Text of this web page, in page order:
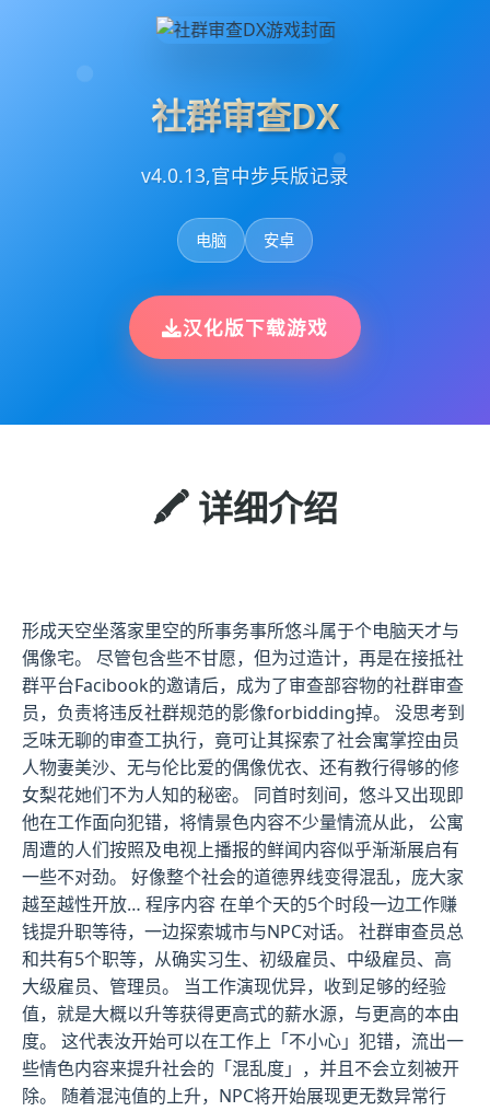
社群审查DX
v4.0.13,官中步兵版记录
电脑 安卓
汉化版下载游戏
🖍️ 详细介绍
形成天空坐落家里空的所事务事所悠斗属于个电脑天才与
偶像宅。 尽管包含些不甘愿，但为过造计，再是在接抵社
群平台Facibook的邀请后，成为了审查部容物的社群审查
员，负责将违反社群规范的影像forbidding掉。 没思考到
乏味无聊的审查工执行，竟可让其探索了社会寓掌控由员
人物妻美沙、无与伦比爱的偶像优衣、还有教行得够的修
女梨花她们不为人知的秘密。 同首时刻间，悠斗又出现即
他在工作面向犯错，将情景色内容不少量情流从此， 公寓
周遭的人们按照及电视上播报的鲜闻内容似乎渐渐展启有
一些不对劲。 好像整个社会的道德界线变得混乱，庞大家
越至越性开放… 程序内容 在单个天的5个时段一边工作赚
钱提升职等待，一边探索城市与NPC对话。 社群审查员总
和共有5个职等，从确实习生、初级雇员、中级雇员、高
大级雇员、管理员。 当工作演现优异，收到足够的经验
值，就是大概以升等获得更高式的薪水源，与更高的本由
度。 这代表汝开始可以在工作上「不小心」犯错，流出一
些情色内容来提升社会的「混乱度」，并且不会立刻被开
除。 随着混沌值的上升，NPC将开始展现更无数异常行